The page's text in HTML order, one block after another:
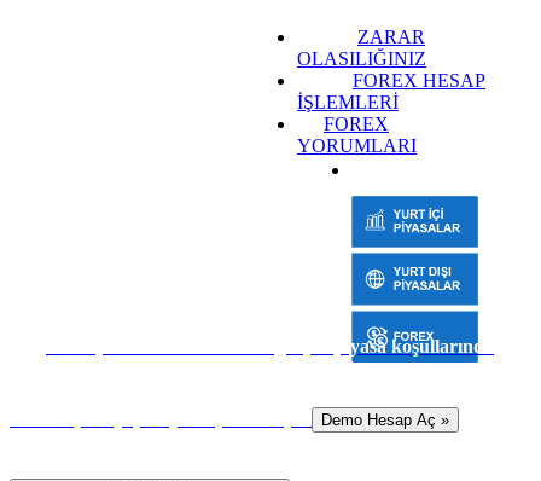
ZARAR
OLASILIĞINIZ
FOREX HESAP
İŞLEMLERİ
FOREX
YORUMLARI
Sanal para ile risk almadan gerçek piyasa koşullarında
Demo Hesap Aç »